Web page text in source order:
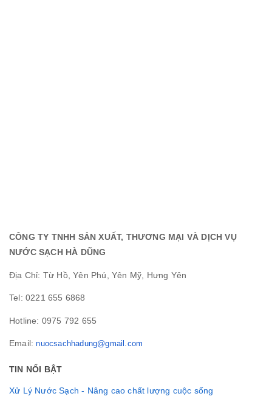
CÔNG TY TNHH SẢN XUẤT, THƯƠNG MẠI VÀ DỊCH VỤ
NƯỚC SẠCH HÀ DŨNG
Địa Chỉ: Từ Hồ, Yên Phú, Yên Mỹ, Hưng Yên
Tel: 0221 655 6868
Hotline: 0975 792 655
Email:nuocsachhadung@gmail.com
TIN NỔI BẬT
Xử Lý Nước Sạch - Nâng cao chất lượng cuộc sống